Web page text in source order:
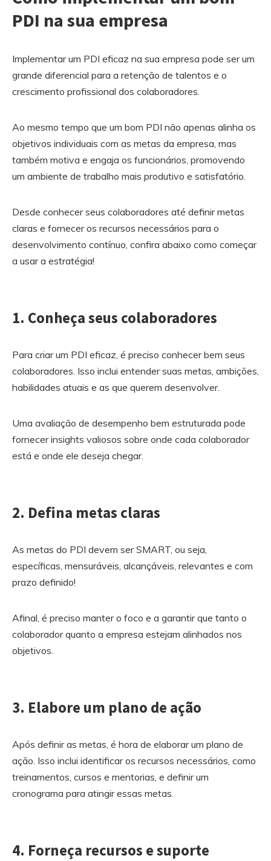
PDI na sua empresa
Implementar um PDI eficaz na sua empresa pode ser um
grande diferencial para a retenção de talentos e o
crescimento profissional dos colaboradores.
Ao mesmo tempo que um bom PDI não apenas alinha os
objetivos individuais com as metas da empresa, mas
também motiva e engaja os funcionários, promovendo
um ambiente de trabalho mais produtivo e satisfatório.
Desde conhecer seus colaboradores até definir metas
claras e fornecer os recursos necessários para o
desenvolvimento contínuo, confira abaixo como começar
a usar a estratégia!
1. Conheça seus colaboradores
Para criar um PDI eficaz, é preciso conhecer bem seus
colaboradores. Isso inclui entender suas metas, ambições,
habilidades atuais e as que querem desenvolver.
Uma avaliação de desempenho bem estruturada pode
fornecer insights valiosos sobre onde cada colaborador
está e onde ele deseja chegar.
2. Defina metas claras
As metas do PDI devem ser SMART, ou seja,
específicas, mensuráveis, alcançáveis, relevantes e com
prazo definido!
Afinal, é preciso manter o foco e a garantir que tanto o
colaborador quanto a empresa estejam alinhados nos
objetivos.
3. Elabore um plano de ação
Após definir as metas, é hora de elaborar um plano de
ação. Isso inclui identificar os recursos necessários, como
treinamentos, cursos e mentorias, e definir um
cronograma para atingir essas metas.
4. Forneça recursos e suporte